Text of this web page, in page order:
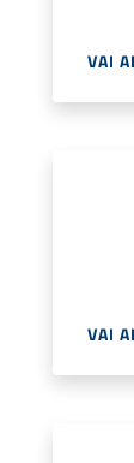
VAI
VAI